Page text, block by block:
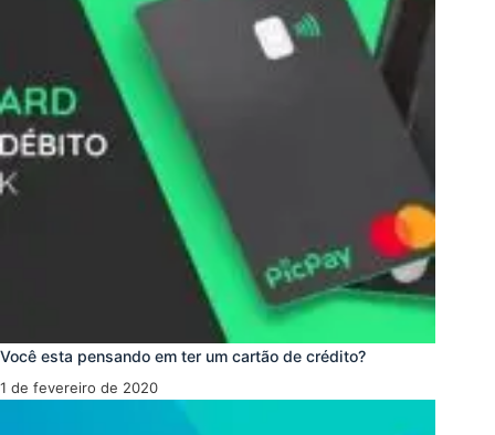
Você esta pensando em ter um cartão de crédito?
1 de fevereiro de 2020